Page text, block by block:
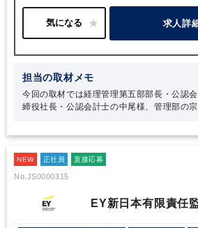
求人詳
担当の取材メモ
今回の取材では経理管理第五部部長・公認
締役社長・公認会計士の中尾様、管理部の
かりと評価され、税務未経験で入社して5年
した。CSアカウンティングはこのような能
評価し、還元することを大切にしています
にしているからこそ、メンバーのワークラ
キャリアアップが実現可能なのです。またCSアカウンティングは
NEW 正社員 直接応募
No.JS0000315
EY新日本有限責任